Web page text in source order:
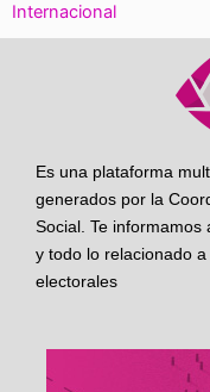
Internacional
Es una plataforma
generados por la
Social. Te
y todo lo relacionado
electorales